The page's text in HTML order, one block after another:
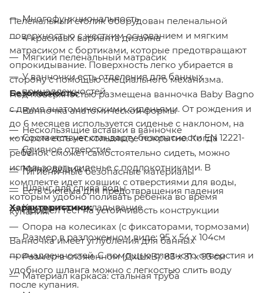
Пеленальный столик оборудован пеленальной
поверхностью с жестким основанием и мягким
матрасиком с бортиками, которые предотвращают
опрокидывание. Поверхность легко убирается в
сторону с помощью специального механизма.
Под поверхностью размещена ванночка Baby Bagno
c двумя анатомическими сиденьями. От рождения и
до 6 месяцев используется сиденье с наклоном, на
котором есть нескользящее покрытие. Когда
ребенок сможет самостоятельно сидеть, можно
использовать сиденье с подлокотниками. В
комплекте идет ковшик с отверстиями для воды,
которым удобно поливать ребенка во время
купания.
Ванночка имеет углубления для банных
принадлежностей. С помощью сливного отверстия и
удобного шланга можно с легкостью слить воду
после купания.
Многофункциональность
4 красивых варианта дизайна
Мягкий пеленальный матрасик
У ванночки есть отделения для банных
принадлежностей
Ванночка анатомической формы
Нескользящие вставки в ванночке
Сливное отверстие
Мини-душик
Шланг для слива воды
Компактное складывание
Опора на колесиках (с фиксаторами, тормозами)
Безопасность:
Соответствует стандарту безопасности EN 12221-
1/2
Гигиеничные безопасные материалы
Есть система для предотвращения падения
Прошел тест на устойчивость конструкции
Характеристики:
Размер в разложенном виде: 95 х 54 х 104см
Размер в сложенном (ДхШхВ): 83 х 31 х 93 см
Материал каркаса: стальная труба